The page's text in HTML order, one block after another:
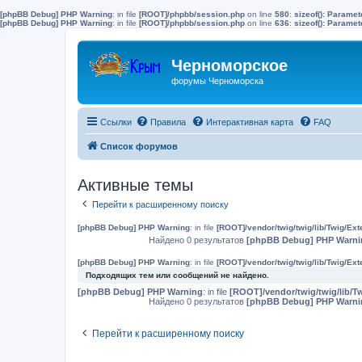
[phpBB Debug] PHP Warning: in file [ROOT]/phpbb/session.php on line 580: sizeof():
[phpBB Debug] PHP Warning: in file [ROOT]/phpbb/session.php on line 636: sizeof():
Черноморское
форумы Черноморска
Ссылки Правила Интерактивная карта FAQ
Список форумов
Активные темы
Перейти к расширенному поиску
[phpBB Debug] PHP Warning: in file [ROOT]/vendor/twig/twig/lib/Twig/
Найдено 0 результатов [phpBB Debug] PHP
[phpBB Debug] PHP Warning: in file [ROOT]/vendor/twig/twig/lib/Twig/
Подходящих тем или сообщений не найдено.
[phpBB Debug] PHP Warning: in file [ROOT]/vendor/twig/twig/lib/
Найдено 0 результатов [phpBB Debug] PHP
Перейти к расширенному поиску